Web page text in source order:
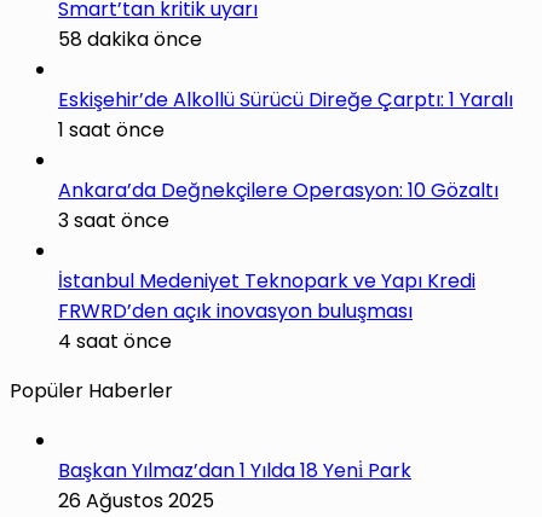
Smart’tan kritik uyarı
58 dakika önce
Eskişehir’de Alkollü Sürücü Direğe Çarptı: 1 Yaralı
1 saat önce
Ankara’da Değnekçilere Operasyon: 10 Gözaltı
3 saat önce
İstanbul Medeniyet Teknopark ve Yapı Kredi
FRWRD’den açık inovasyon buluşması
4 saat önce
Popüler Haberler
Başkan Yılmaz’dan 1 Yılda 18 Yeni̇ Park
26 Ağustos 2025